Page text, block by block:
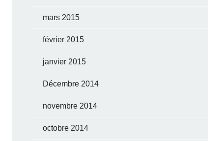
mars 2015
février 2015
janvier 2015
Décembre 2014
novembre 2014
octobre 2014